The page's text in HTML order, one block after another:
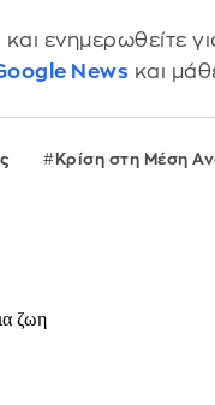
και ενημερωθείτε
News και
Κρίση στη Μέση